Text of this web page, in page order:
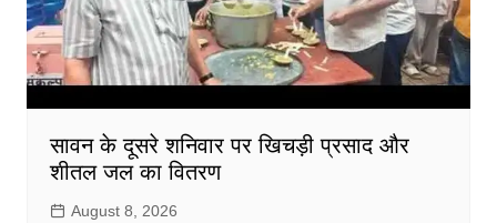
सावन के दूसरे शनिवार पर खिचड़ी प्रसाद और
शीतल जल का वितरण
August 8, 2026